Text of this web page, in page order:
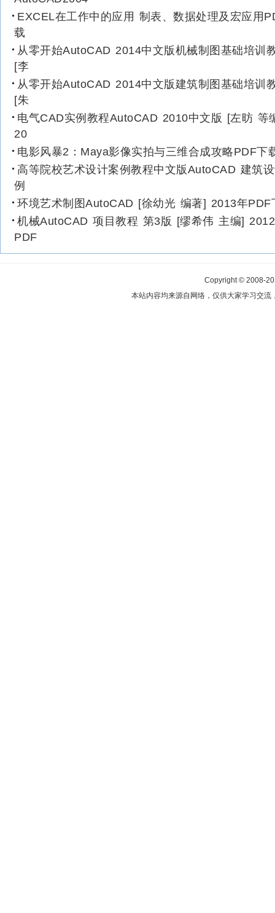
EXCEL在工作中的应用 制表、数据处理及宏应用
载
从零开始AutoCAD 2014中文版机械制图基础培训
[李
从零开始AutoCAD 2014中文版建筑制图基础培训
[朱
电气CAD实例教程AutoCAD 2010中文版 [左昉 等
20
电影风暴2：Maya影像实拍与三维合成攻略PDF下
高等院校艺术设计案例教程中文版AutoCAD 建筑
例
环境艺术制图AutoCAD [徐幼光 编著] 2013年PDF
机械AutoCAD 项目教程 第3版 [缪希伟 主编]
PDF
Copyright © 2008-
本站内容均来源自网络，仅供大家学习交